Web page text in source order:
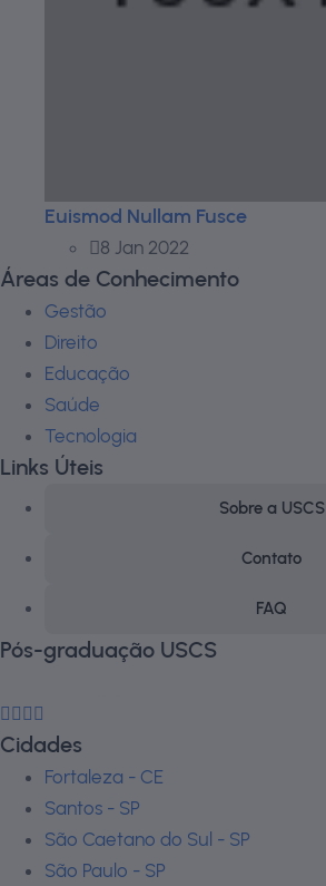
Euismod Nullam Fusce
8 Jan 2022
Áreas de Conhecimento
Gestão
Direito
Educação
Saúde
Tecnologia
Links Úteis
Sobre a USCS
Contato
FAQ
Pós-graduação USCS
Cidades
Fortaleza - CE
Santos - SP
São Caetano do Sul - SP
São Paulo - SP